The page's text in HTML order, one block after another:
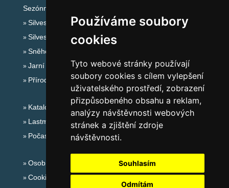
Používáme soubory
cookies
Tyto webové stránky používají
soubory cookies s cílem vylepšení
uživatelského prostředí, zobrazení
přizpůsobeného obsahu a reklam,
analýzy návštěvnosti webových
stránek a zjištění zdroje
návštěvnosti.
Souhlasím
Odmítám
Sezónní odkazy:
Silvester Orlické hory
Silvestr na horách 2025/26
Sněhové zpravodajství
Jarní prázdniny 2027
Přírodní koupaliště
Katalog ubytování Orlické hory
Lastminute Orlické hory
Počasí na horách
Osobní údaje
Cookies